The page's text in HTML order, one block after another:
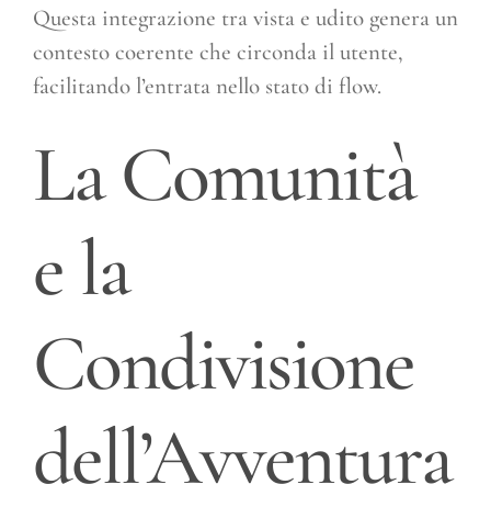
Questa integrazione tra vista e udito genera un
contesto coerente che circonda il utente,
facilitando l’entrata nello stato di flow.
La Comunità
e la
Condivisione
dell’Avventura